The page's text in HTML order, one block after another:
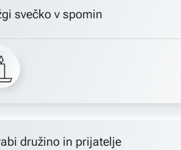
svečko v spomin
družino in prijatelje